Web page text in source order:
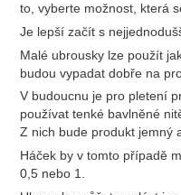
to, vyberte možnost, která
Je lepší začít s
Malé ubrousky lze použít
budou vypadat dobře na
V budoucnu je pro pletení
používat tenké bavlněné
Z nich bude produkt jemný
Háček by v tomto případě
0,5 nebo 1.